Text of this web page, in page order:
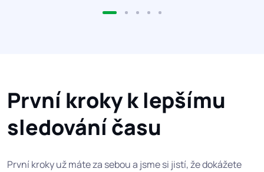
První kroky k lepšímu
sledování času
První kroky už máte za sebou a jsme si jistí, že dokážete